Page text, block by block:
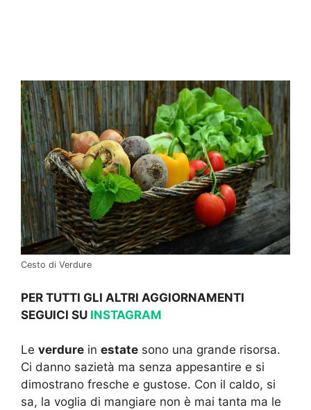
Cesto di Verdure
PER TUTTI GLI ALTRI AGGIORNAMENTI
SEGUICI SU INSTAGRAM
Le verdure in estate sono una grande risorsa.
Ci danno sazietà ma senza appesantire e si
dimostrano fresche e gustose. Con il caldo, si
sa, la voglia di mangiare non è mai tanta ma le